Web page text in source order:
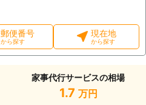
郵便番号
から探す
現在地
から探す
家事代行サービスの相場
1.7 万円